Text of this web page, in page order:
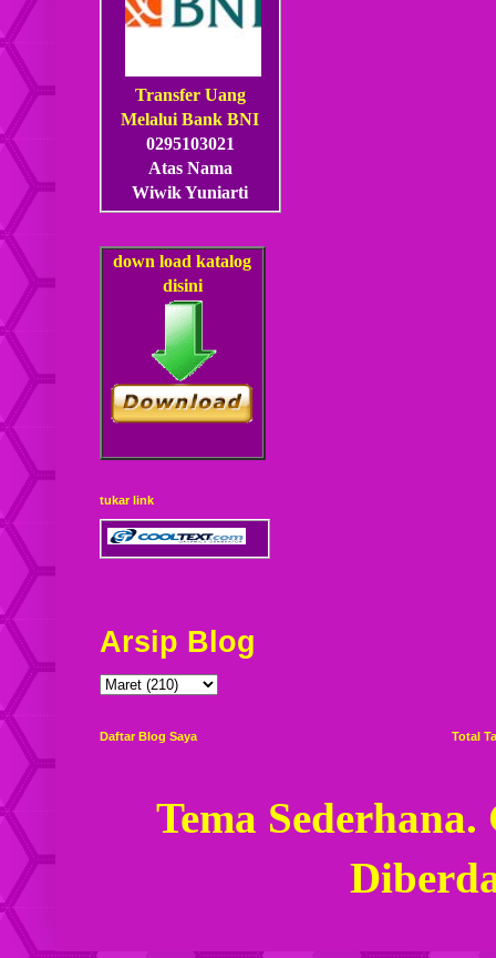
Transfer Uang
Melalui Bank BNI
0295103021
Atas Nama
Wiwik Yuniarti
down load katalog
disini
tukar link
Arsip Blog
Daftar Blog Saya Total
Tema